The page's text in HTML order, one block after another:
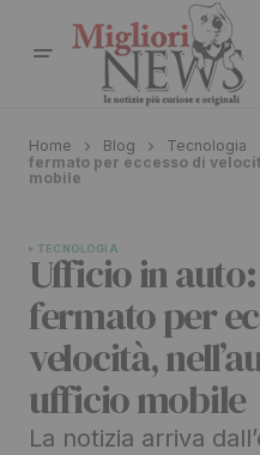
Home Blog Tecnologia
fermato per eccesso di
mobile
TECNOLOGIA
Ufficio in
fermato per
velocità,
ufficio mobile
La notizia arriva